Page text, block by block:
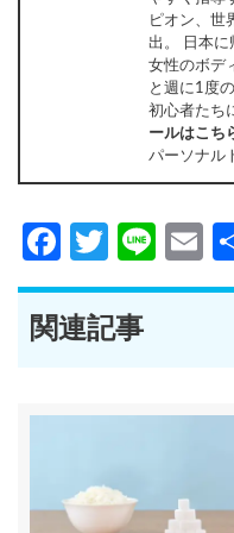
ピオン、世
出。 日本に
女性のボデ
と週に1度
初心者たち
ールはこち
パーソナル
Facebook
Twitter
Line
関連記事